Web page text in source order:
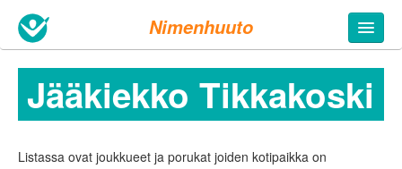
Nimenhuuto
Jääkiekko Tikkakoski
Listassa ovat joukkueet ja porukat joiden kotipaikka on